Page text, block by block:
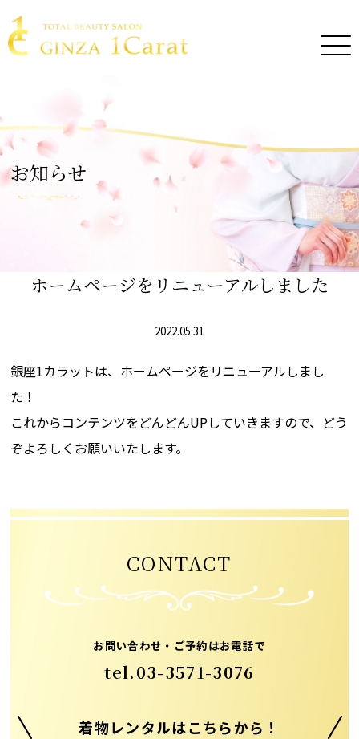
お知らせ
ホームページをリニューアルしました
2022.05.31
銀座1カラットは、ホームページをリニューアルしまし
た！
これからコンテンツをどんどんUPしていきますので、どう
ぞよろしくお願いいたします。
CONTACT
お問い合わせ・ご予約はお電話で
tel.03-3571-3076
着物レンタルはこちらから！